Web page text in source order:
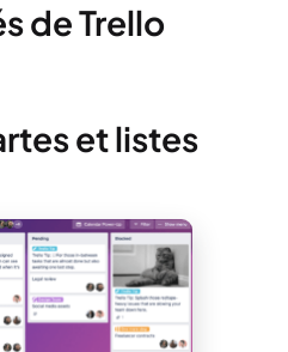
de Trello
et listes